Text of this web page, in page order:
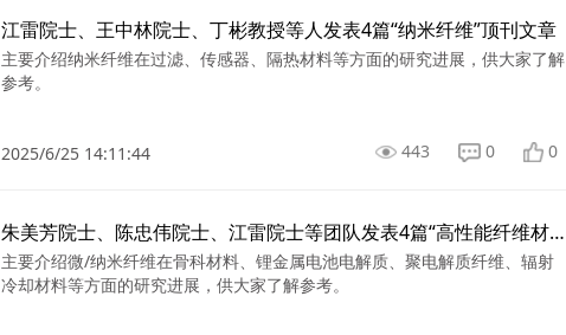
江雷院士、王中林院士、丁彬教授等人发表4篇“纳米纤维”顶刊文章
主要介绍纳米纤维在过滤、传感器、隔热材料等方面的研究进展，供大家了解
参考。
2025/6/25 14:11:44 443 0 0
朱美芳院士、陈忠伟院士、江雷院士等团队发表4篇“高性能纤维材料”顶刊论文！
主要介绍微/纳米纤维在骨科材料、锂金属电池电解质、聚电解质纤维、辐射
冷却材料等方面的研究进展，供大家了解参考。